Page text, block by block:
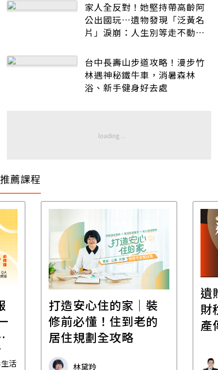
家人全反對！她堅持帶高齡阿
公出國玩…遺物發現「泛黃名
片」淚崩：人生別等走不動才
台中長壽山步道攻略！漫步竹
林遇神秘鐵牛車，消暑森林
浴、新手健身好去處
推薦課程
活
打造安心住的家｜裝
修前必懂！住到老的
居住規劃全攻略
林黛羚
遺
財
產